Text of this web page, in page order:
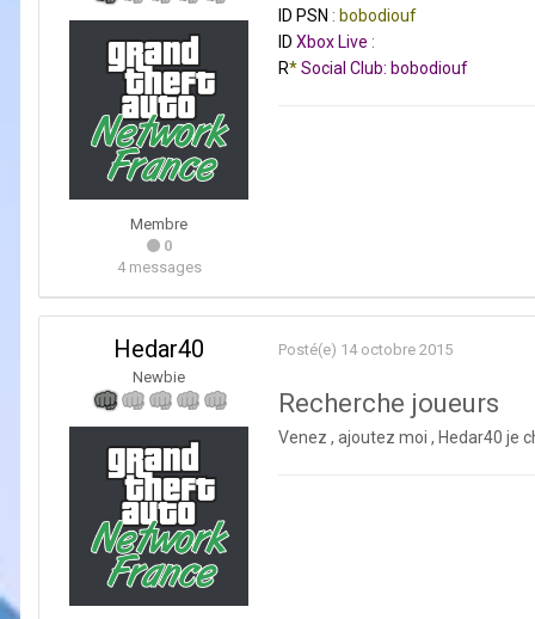
Membre
0
4 messages
ID PSN : bobodiouf
ID XboxLive :
R*Social Club: bobodiouf
Hedar40
Newbie
Posté(e) 14 octobre 2015
Recherche joueurs
Venez , ajoutez moi , Hedar40 je